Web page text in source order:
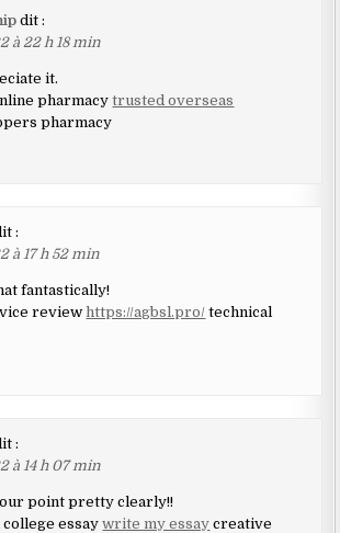
dit :
à 22 h 18 min
it.
pharmacytrusted overseas
pharmacy
:
à 17 h 52 min
fantastically!
reviewhttps://agbsl.pro/ technical
:
à 14 h 07 min
point pretty clearly!!
college essaywrite my essay creative